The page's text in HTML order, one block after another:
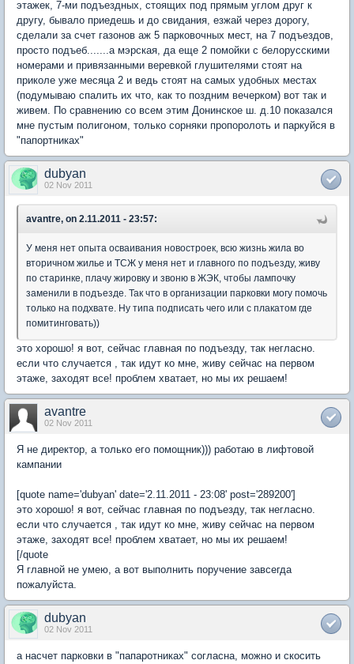
этажек, 7-ми подъездных, стоящих под прямым углом друг к
другу, бывало приедешь и до свидания, езжай через дорогу,
сделали за счет газонов аж 5 парковочных мест, на 7 подъездов,
просто подъеб.......а мэрская, да еще 2 помойки с белорусскими
номерами и привязанными веревкой глушителями стоят на
приколе уже месяца 2 и ведь стоят на самых удобных местах
(подумываю спалить их что, как то поздним вечерком) вот так и
живем. По сравнению со всем этим Донинское ш. д.10 показался
мне пустым полигоном, только сорняки пропоролоть и паркуйся в
"папортниках"
dubyan
02 Nov 2011
avantre, on 2.11.2011 - 23:57:
У меня нет опыта осваивания новостроек, всю жизнь жила во
вторичном жилье и ТСЖ у меня нет и главного по подъезду, живу
по старинке, плачу жировку и звоню в ЖЭК, чтобы лампочку
заменили в подъезде. Так что в организации парковки могу помочь
только на подхвате. Ну типа подписать чего или с плакатом где
помитинговать))
это хорошо! я вот, сейчас главная по подъезду, так негласно.
если что случается , так идут ко мне, живу сейчас на первом
этаже, заходят все! проблем хватает, но мы их решаем!
avantre
02 Nov 2011
Я не директор, а только его помощник))) работаю в лифтовой
кампании
[quote name='dubyan' date='2.11.2011 - 23:08' post='289200']
это хорошо! я вот, сейчас главная по подъезду, так негласно.
если что случается , так идут ко мне, живу сейчас на первом
этаже, заходят все! проблем хватает, но мы их решаем!
[/quote
Я главной не умею, а вот выполнить поручение завсегда
пожалуйста.
dubyan
02 Nov 2011
а насчет парковки в "папаротниках" согласна, можно и скосить